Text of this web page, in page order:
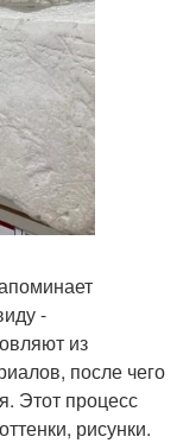
-
из
после чего
Этот процесс
рисунки.